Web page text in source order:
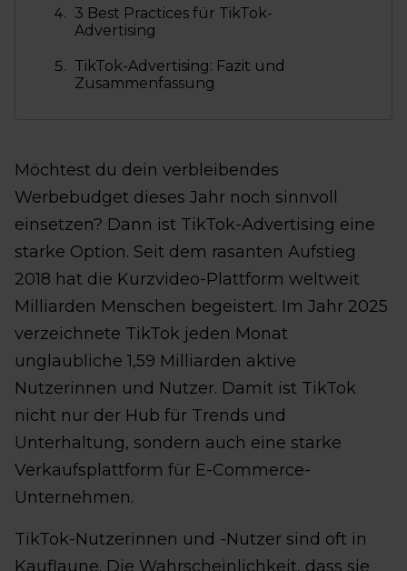
3 Best Practices für TikTok-
Advertising
TikTok-Advertising: Fazit und
Zusammenfassung
Möchtest du dein verbleibendes
Werbebudget dieses Jahr noch sinnvoll
einsetzen? Dann ist TikTok-Advertising eine
starke Option. Seit dem rasanten Aufstieg
2018 hat die Kurzvideo-Plattform weltweit
Milliarden Menschen begeistert. Im Jahr 2025
verzeichnete TikTok jeden Monat
unglaubliche 1,59 Milliarden aktive
Nutzerinnen und Nutzer. Damit ist TikTok
nicht nur der Hub für Trends und
Unterhaltung, sondern auch eine starke
Verkaufsplattform für E-Commerce-
Unternehmen.
TikTok-Nutzerinnen und -Nutzer sind oft in
Kauflaune. Die Wahrscheinlichkeit, dass sie